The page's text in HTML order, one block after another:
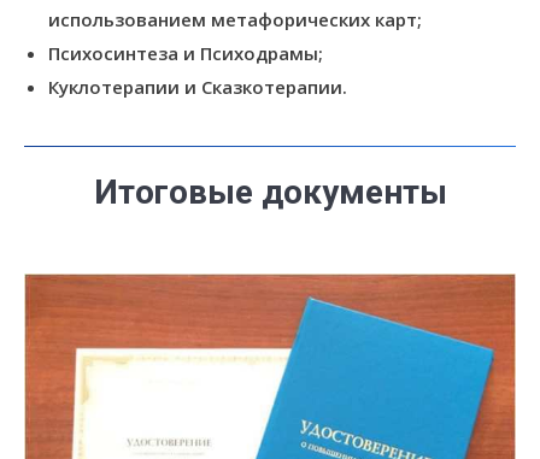
использованием метафорических карт;
Психосинтеза и Психодрамы;
Куклотерапии и Сказкотерапии.
Итоговые документы